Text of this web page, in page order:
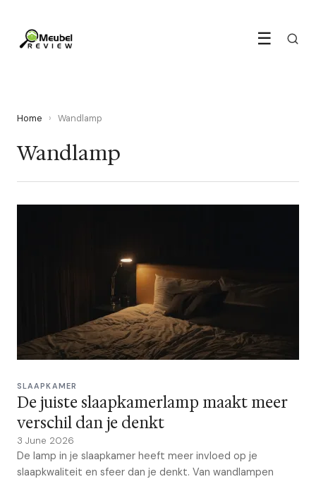
☰
Home › Wandlamp
Wandlamp
SLAAPKAMER
De juiste slaapkamerlamp maakt meer
verschil dan je denkt
3 June 2026
De lamp in je slaapkamer heeft meer invloed op je
slaapkwaliteit en sfeer dan je denkt. Van wandlampen